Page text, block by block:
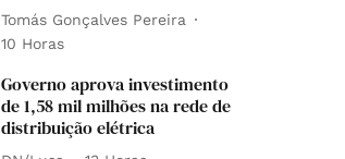
Tomás Gonçalves Pereira
10 Horas
Governo aprova investimento
de 1,58 mil milhões na rede de
distribuição elétrica